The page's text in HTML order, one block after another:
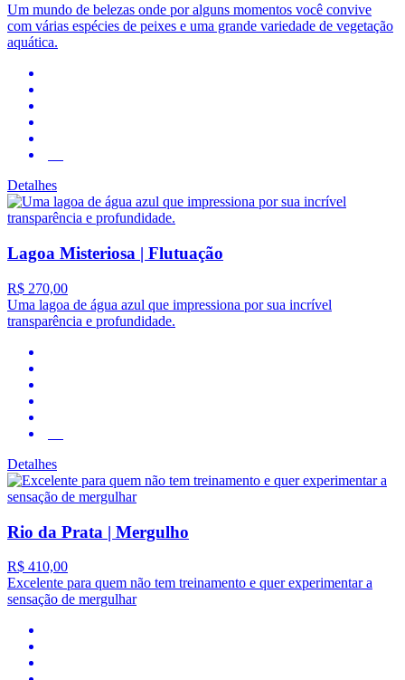
Um mundo de belezas onde por alguns momentos você convive
com várias espécies de peixes e uma grande variedade de vegetação
aquática.
Detalhes
Lagoa Misteriosa | Flutuação
R$ 270,00
Uma lagoa de água azul que impressiona por sua incrível
transparência e profundidade.
Detalhes
Rio da Prata | Mergulho
R$ 410,00
Excelente para quem não tem treinamento e quer experimentar a
sensação de mergulhar